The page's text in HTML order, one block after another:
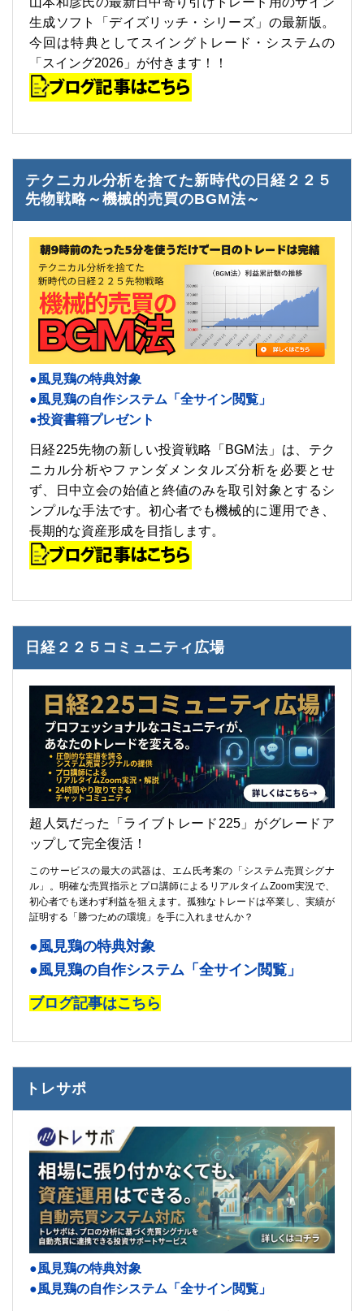
生成ソフト「デイズリッチ・シリーズ」の最新版。
今回は特典としてスイングトレード・システムの
「スイング2026」が付きます！！
テクニカル分析を捨てた新時代の日経２２５
先物戦略～機械的売買のBGM法～
●風見鶏の特典対象
●風見鶏の自作システム「全サイン閲覧」
●投資書籍プレゼント
日経225先物の新しい投資戦略「BGM法」は、テク
ニカル分析やファンダメンタルズ分析を必要とせ
ず、日中立会の始値と終値のみを取引対象とするシ
ンプルな手法です。初心者でも機械的に運用でき、
長期的な資産形成を目指します。
日経２２５コミュニティ広場
超人気だった「ライブトレード225」がグレードア
ップして完全復活！
このサービスの最大の武器は、エム氏考案の「システム売買シグナ
ル」。明確な売買指示とプロ講師によるリアルタイムZoom実況で、
初心者でも迷わず利益を狙えます。孤独なトレードは卒業し、実績が
証明する「勝つための環境」を手に入れませんか？
●風見鶏の特典対象
●風見鶏の自作システム「全サイン閲覧」
ブログ記事はこちら
トレサポ
●風見鶏の特典対象
●風見鶏の自作システム「全サイン閲覧」